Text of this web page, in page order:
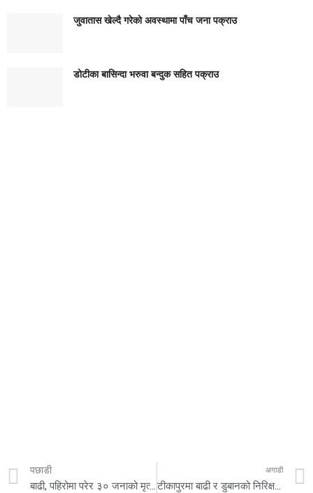
जुवातास खेल्दै गरेको अवस्थामा पाँच जना पक्राउ
डोटीका बासिन्दा भरुवा बन्दुक सहित पक्राउ
पछाडी
बाढी, पहिरोमा परेर ३० जनाको मृत्यु , ३२ जना बेपत्ता
अगाडी
टीकापुरमा बाढी र डुबानको निरिक्षणका लागि दुई मन्त्री आउदै